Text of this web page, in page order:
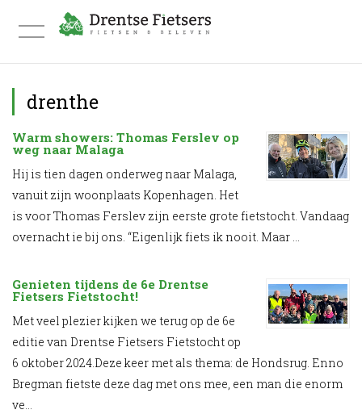
FIETSVAKANTIE INSPIRATIEDAG
BLOG & VLOG
OVER ONS
WE FIETSTEN DEZE ROUTES
WE MAKEN ROUTES
WE MAKEN ROUTES
STREEKGIDS FIETSACTIEF HONDSRUG EN
WATERZWAARDFIETSROUTE
drenthe
Warm showers: Thomas Ferslev op
weg naar Malaga
Hij is tien dagen onderweg naar Malaga,
vanuit zijn woonplaats Kopenhagen. Het
is voor Thomas Ferslev zijn eerste grote fietstocht. Vandaag
overnacht ie bij ons. “Eigenlijk fiets ik nooit. Maar ...
Genieten tijdens de 6e Drentse
Fietsers Fietstocht!
Met veel plezier kijken we terug op de 6e
editie van Drentse Fietsers Fietstocht op
6 oktober 2024.Deze keer met als thema: de Hondsrug. Enno
Bregman fietste deze dag met ons mee, een man die enorm
ve...